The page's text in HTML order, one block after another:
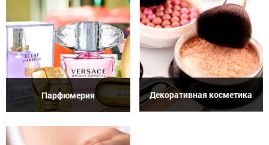
Парфюмерия Декоративная косметика